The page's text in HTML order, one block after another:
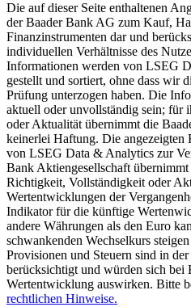
Die auf dieser Seite enthaltenen
der Baader Bank AG zum Kauf,
Finanzinstrumenten dar und
individuellen Verhältnisse des
Informationen werden von LSEG
gestellt und sortiert, ohne dass wir
Prüfung unterzogen haben. Die
aktuell oder unvollständig sein; für
oder Aktualität übernimmt die
keinerlei Haftung. Die angezeigten
von LSEG Data & Analytics zur
Bank Aktiengesellschaft
Richtigkeit, Vollständigkeit oder
Wertentwicklungen der
Indikator für die künftige
andere Währungen als den Euro
schwankenden Wechselkurs
Provisionen und Steuern sind in
berücksichtigt und würden sich
Wertentwicklung auswirken. Bitte
rechtlichen Hinweise.